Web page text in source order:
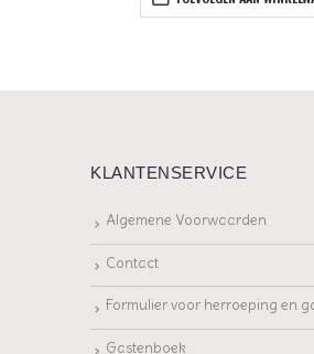
KLANTENSERVICE
Algemene Voorwaarden
Contact
Formulier voor herroeping en
Gastenboek